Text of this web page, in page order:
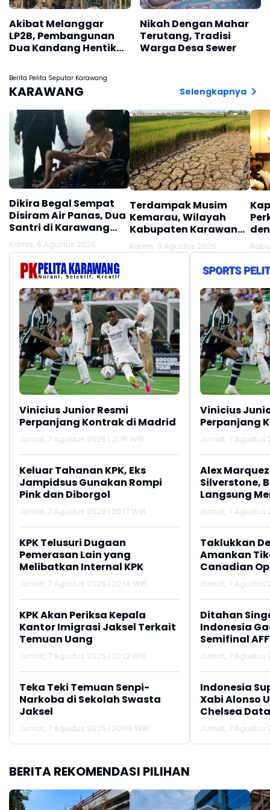
Akibat Melanggar
LP2B, Pembangunan
Dua Kandang Hentikan
Karawang
Nikah Dengan Mahar
Terutang, Tradisi
Warga Desa Sewer
Berita Pelita Seputar Karawang
KARAWANG Selengkapnya
Dikira Begal Sempat
Disiram Air Panas, Dua
Santri di Karawang
Terluka Akibat Aksi
Oknum Linmas
Kamis, 6 Agustus 2026
Terdampak Musim
Kemarau, Wilayah
Kabupaten Karawang
Kekeringan Makin
Meluas
Kamis, 6 Agustus 2026
Vinicius Junior Resmi
Perpanjang Kontrak di Madrid
Jumat, 7 Agustus 2026 | 21:15 WIB
Keluar Tahanan KPK, Eks
Jampidsus Gunakan Rompi
Pink dan Diborgol
Jumat, 7 Agustus 2026 | 20:17 WIB
KPK Telusuri Dugaan
Pemerasan Lain yang
Melibatkan Internal KPK
Jumat, 7 Agustus 2026 | 20:14 WIB
KPK Akan Periksa Kepala
Kantor Imigrasi Jaksel Terkait
Temuan Uang
Jumat, 7 Agustus 2026 | 20:12 WIB
Teka Teki Temuan Senpi-
Narkoba di Sekolah Swasta
Jaksel
Jumat, 7 Agustus 2026 | 20:09 WIB
Vinicius
Perpanjang
Jumat, 7 Agustus
Alex
Silverstone,
Langsung
Jumat, 7 Agustus
Taklukkan
Amankan
Canadian
Jumat, 7 Agustus
Ditahan
Indonesia
Semifinal
Jumat, 7 Agustus
Indonesia
Xabi Alonso
Chelsea
Jumat, 7 Agustus
BERITA REKOMENDASI PILIHAN